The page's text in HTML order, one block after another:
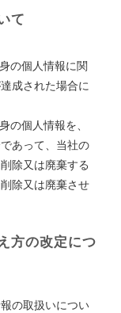
て
の個人情報に関
成された場合に
の個人情報を、
あって、当社の
除又は廃棄する
除又は廃棄させ
方の改定につ
の取扱いについ